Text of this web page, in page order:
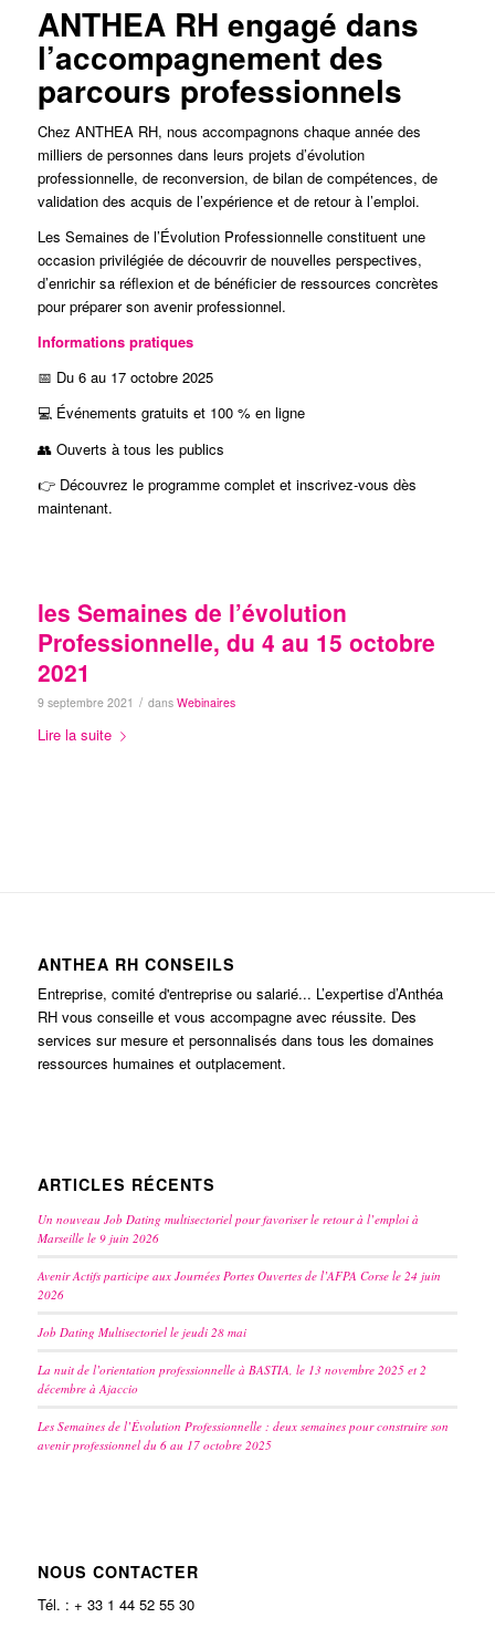
ANTHEA RH engagé dans
l’accompagnement des
parcours professionnels
Chez ANTHEA RH, nous accompagnons chaque année des
milliers de personnes dans leurs projets d’évolution
professionnelle, de reconversion, de bilan de compétences, de
validation des acquis de l’expérience et de retour à l’emploi.
Les Semaines de l’Évolution Professionnelle constituent une
occasion privilégiée de découvrir de nouvelles perspectives,
d’enrichir sa réflexion et de bénéficier de ressources concrètes
pour préparer son avenir professionnel.
Informations pratiques
📅 Du 6 au 17 octobre 2025
💻 Événements gratuits et 100 % en ligne
👥 Ouverts à tous les publics
👉 Découvrez le programme complet et inscrivez-vous dès
maintenant.
les Semaines de l’évolution
Professionnelle, du 4 au 15 octobre
2021
9 septembre 2021 / dans Webinaires
Lire la suite
ANTHEA RH CONSEILS
Entreprise, comité d'entreprise ou salarié... L’expertise d’Anthéa
RH vous conseille et vous accompagne avec réussite. Des
services sur mesure et personnalisés dans tous les domaines
ressources humaines et outplacement.
ARTICLES RÉCENTS
Un nouveau Job Dating multisectoriel pour favoriser le retour à l’emploi à
Marseille le 9 juin 2026
Avenir Actifs participe aux Journées Portes Ouvertes de l’AFPA Corse le 24 juin
2026
Job Dating Multisectoriel le jeudi 28 mai
La nuit de l’orientation professionnelle à BASTIA, le 13 novembre 2025 et 2
décembre à Ajaccio
Les Semaines de l’Évolution Professionnelle : deux semaines pour construire son
avenir professionnel du 6 au 17 octobre 2025
NOUS CONTACTER
Tél. : + 33 1 44 52 55 30